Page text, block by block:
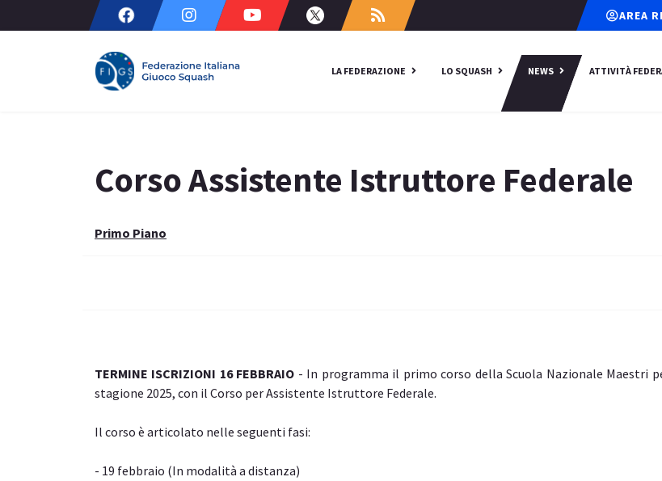
AREA
LA FEDERAZIONE LO SQUASH NEWS ATTIVITÀ
Corso Assistente Istruttore Federale
Primo Piano
TERMINE ISCRIZIONI 16 FEBBRAIO - In programma il primo corso della Scuola Nazionale Maestri
stagione 2025, con il Corso per Assistente Istruttore Federale.
Il corso è articolato nelle seguenti fasi:
- 19 febbraio (In modalità a distanza)